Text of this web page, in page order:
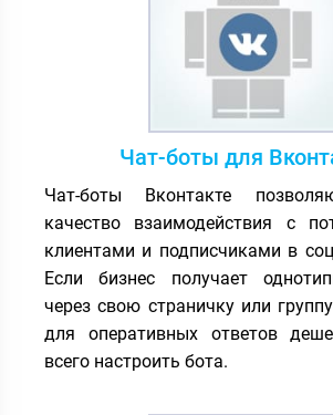
Чат-боты для
Чат-боты Вконтакте
качество взаимодействия с
клиентами и подписчиками в
Если бизнес получает
через свою страничку или
для оперативных ответов
всего настроить бота.